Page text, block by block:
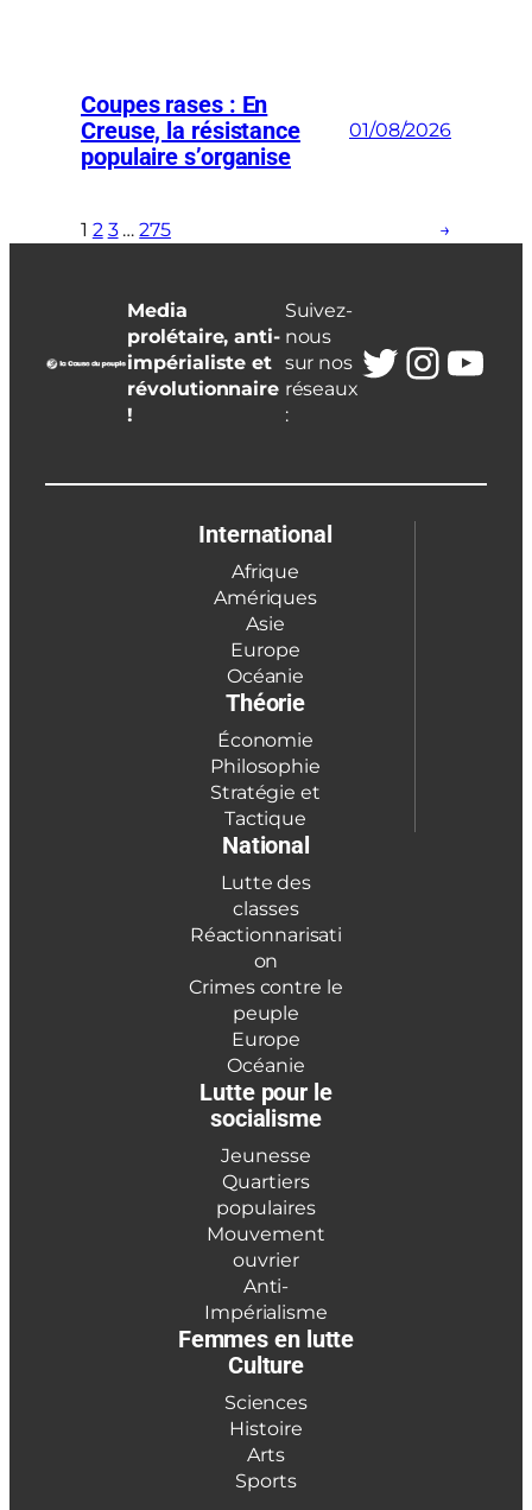
Coupes rases : En
Creuse, la résistance
populaire s’organise
01/08/2026
1 2 3 … 275 →
Media
prolétaire, anti-
impérialiste et
révolutionnaire
!
Suivez-
nous
sur nos
réseaux
:
Twitter
International
Afrique
Amériques
Asie
Europe
Océanie
Théorie
Économie
Philosophie
Stratégie et
Tactique
National
Lutte des
classes
Réactionnarisati
on
Crimes contre le
peuple
Europe
Océanie
Lutte pour le
socialisme
Jeunesse
Quartiers
populaires
Mouvement
ouvrier
Anti-
Impérialisme
Femmes en lutte
Culture
Sciences
Histoire
Arts
Sports